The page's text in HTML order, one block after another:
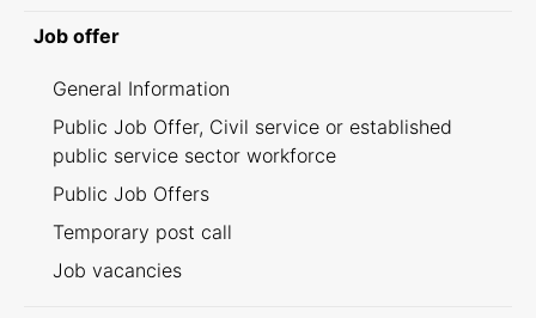
Job offer
General Information
Public Job Offer, Civil service or established
public service sector workforce
Public Job Offers
Temporary post call
Job vacancies